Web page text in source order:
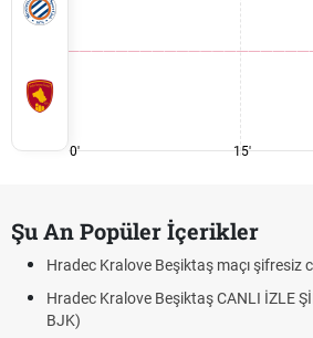
0' 15'
Şu An Popüler İçerikler
Hradec Kralove Beşiktaş maçı şifresiz
Hradec Kralove Beşiktaş CANLI İZLE
BJK)